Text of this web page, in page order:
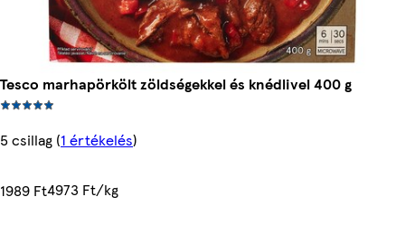
Tesco marhapörkölt zöldségekkel és knédlivel 400 g
5 csillag (1 értékelés)
1989 Ft4973 Ft/kg